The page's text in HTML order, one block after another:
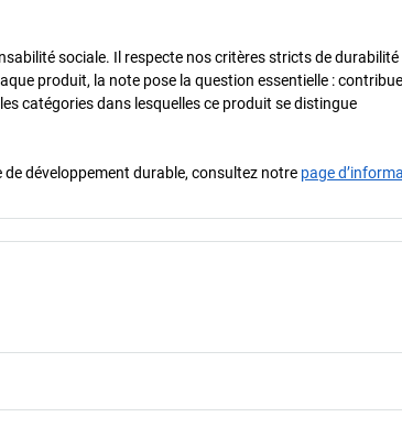
sociale. Il respecte nos critères stricts de durabilité
produit, la note pose la question essentielle :
catégories dans lesquelles ce produit se distingue
développement durable, consultez notre page